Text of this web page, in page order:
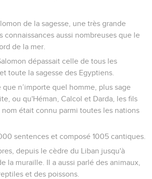
de la sagesse, une très grande
connaissances aussi nombreuses que le
de la mer.
dépassait celle de tous les
toute la sagesse des Egyptiens.
que n’importe quel homme, plus sage
ou qu'Héman, Calcol et Darda, les fils
nom était connu parmi toutes les nations
sentences et composé 1005 cantiques.
depuis le cèdre du Liban jusqu'à
la muraille. Il a aussi parlé des animaux,
et des poissons.